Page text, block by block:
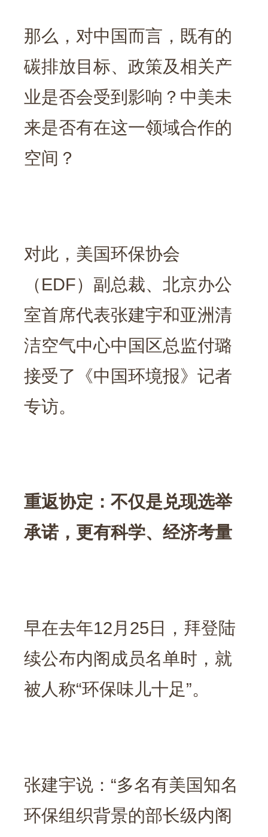
那么，对中国而言，既有的
碳排放目标、政策及相关产
业是否会受到影响？中美未
来是否有在这一领域合作的
空间？
对此，美国环保协会
（EDF）副总裁、北京办公
室首席代表张建宇和亚洲清
洁空气中心中国区总监付璐
接受了《中国环境报》记者
专访。
重返协定：不仅是兑现选举
承诺，更有科学、经济考量
早在去年12月25日，拜登陆
续公布内阁成员名单时，就
被人称“环保味儿十足”。
张建宇说：“多名有美国知名
环保组织背景的部长级内阁